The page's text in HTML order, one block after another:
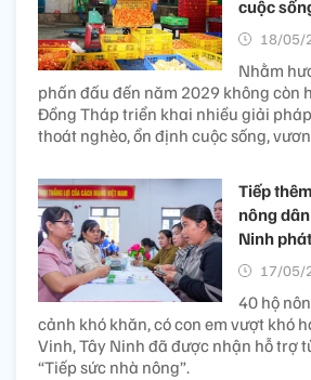
cuộc
18/05/
Nhằm
phấn đấu đến năm 2029 không còn
Đồng Tháp triển khai nhiều giải
thoát nghèo, ổn định cuộc sống,
Tiếp
nông
Ninh
17/05/
40 hộ
cảnh khó khăn, có con em vượt khó
Vinh, Tây Ninh đã được nhận hỗ trợ
“Tiếp sức nhà nông”.